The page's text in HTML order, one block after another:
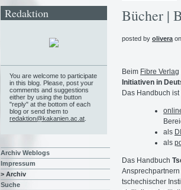
Bücher |
posted by olivera
Beim Fibre Verlag
Initiativen in
Das Handbuch
als
als
Das Handbuch
tschechischer
Redaktion
You are welcome to participate
in this blog. Please, post your
comments and suggestions
either by using the button
"reply" at the bottom of each
blog or send them to
redaktion@kakanien.ac.at
Archiv Weblogs
Impressum
> Archiv
Suche